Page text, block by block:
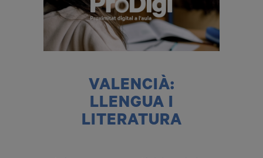
VALENCIÀ:
LLENGUA I
LITERATURA